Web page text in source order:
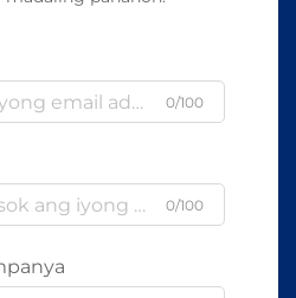
0/100
0/100